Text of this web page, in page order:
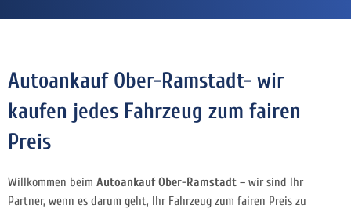
Autoankauf Ober-Ramstadt- wir
kaufen jedes Fahrzeug zum fairen
Preis
Willkommen beim Autoankauf Ober-Ramstadt – wir sind Ihr
Partner, wenn es darum geht, Ihr Fahrzeug zum fairen Preis zu